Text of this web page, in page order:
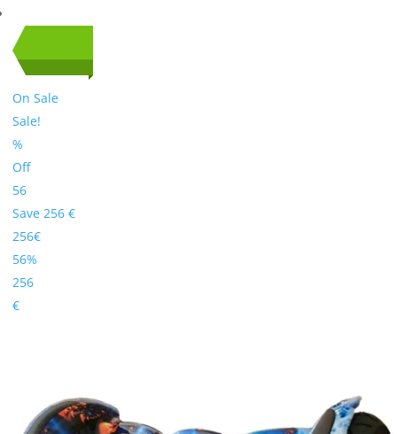
On Sale
Sale!
%
Off
56
Save 256 €
256€
56%
256
€